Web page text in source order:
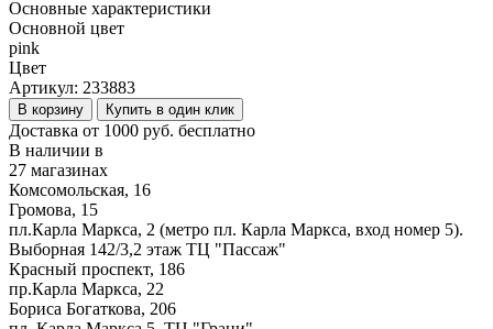
Основные характеристики
Основной цвет
pink
Цвет
Артикул: 233883
В корзину Купить в один клик
Доставка от 1000 руб. бесплатно
В наличии в
27 магазинах
Комсомольская, 16
Громова, 15
пл.Карла Маркса, 2 (метро пл. Карла Маркса, вход номер 5).
Выборная 142/3,2 этаж ТЦ "Пассаж"
Красный проспект, 186
пр.Карла Маркса, 22
Бориса Богаткова, 206